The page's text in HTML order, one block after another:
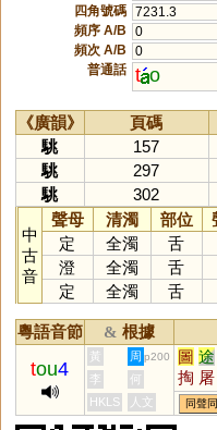
四角號碼 7231.3
頻序 A/B
0
頻次 A/B
0
普通話 t o
《廣韻》 頁碼
駣
157
駣
297
駣
302
中
古
音
聲母 清濁 部位
定
全濁 舌
澄
全濁 舌
定
全濁 舌
粵語音節 & 根據
tou4
黃 周 p200 圖 途
掏 屠
菟 瘏
騊 鵌
李
何
HKLS
人文 同聲